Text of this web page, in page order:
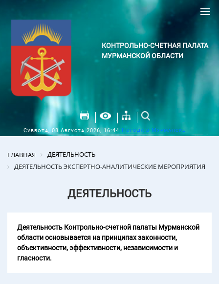
КОНТРОЛЬНО-СЧЕТНАЯ ПАЛАТА
МУРМАНСКОЙ ОБЛАСТИ
Суббота, 08 Августа 2026, 16:44 Погода в Мурманске
ГЛАВНАЯ
ДЕЯТЕЛЬНОСТЬ
ДЕЯТЕЛЬНОСТЬ ЭКСПЕРТНО-АНАЛИТИЧЕСКИЕ МЕРОПРИЯТИЯ
ДЕЯТЕЛЬНОСТЬ
Деятельность Контрольно-счетной палаты Мурманской
области основывается на принципах законности,
объективности, эффективности, независимости и
гласности.